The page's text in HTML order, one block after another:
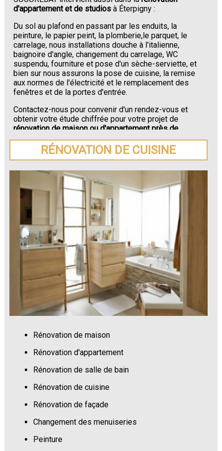
d'appartement et de studios à Éterpigny :
Du sol au plafond en passant par les enduits, la
peinture, le papier peint, la plomberie,le parquet, le
carrelage, nous installations douche à l'italienne,
baignoire d'angle, changement du carrelage, WC
suspendu, fourniture et pose d'un sèche-serviette, et
bien sur nous assurons la pose de cuisine, la remise
aux normes de l'électricité et le remplacement des
fenêtres et de la portes d'entrée.
Contactez-nous pour convenir d'un rendez-vous et
obtenir votre étude chiffrée pour votre projet de
rénovation de maison ou d'appartement près de
Éterpigny.
RÉNOVATION DE CUISINE
Rénovation de maison
Rénovation d'appartement
Rénovation de salle de bain
Rénovation de cuisine
Rénovation de façade
Changement des menuiseries
Peinture